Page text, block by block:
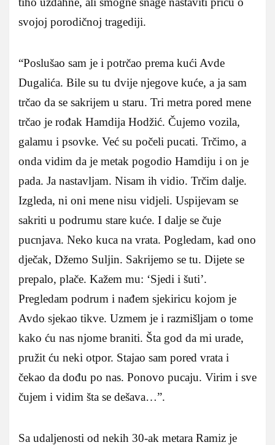
svojoj porodičnoj tragediji.
“Poslušao sam je i potrčao prema kući Avde
Dugalića. Bile su tu dvije njegove kuće, a ja sam
trčao da se sakrijem u staru. Tri metra pored mene
trčao je rođak Hamdija Hodžić. Čujemo vozila,
galamu i psovke. Već su počeli pucati. Trčimo, a
onda vidim da je metak pogodio Hamdiju i on je
pada. Ja nastavljam. Nisam ih vidio. Trčim dalje.
Izgleda, ni oni mene nisu vidjeli. Uspijevam se
sakriti u podrumu stare kuće. I dalje se čuje
pucnjava. Neko kuca na vrata. Pogledam, kad ono
dječak, Džemo Suljin. Sakrijemo se tu. Dijete se
prepalo, plače. Kažem mu: ‘Sjedi i šuti’.
Pregledam podrum i nađem sjekiricu kojom je
Avdo sjekao tikve. Uzmem je i razmišljam o tome
kako ću nas njome braniti. Šta god da mi urade,
pružit ću neki otpor. Stajao sam pored vrata i
čekao da dođu po nas. Ponovo pucaju. Virim i sve
čujem i vidim šta se dešava…”.
Sa udaljenosti od nekih 30-ak metara Ramiz je